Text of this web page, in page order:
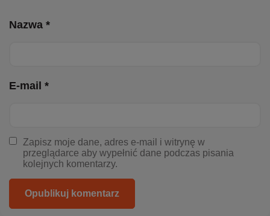
Nazwa *
E-mail *
Zapisz moje dane, adres e-mail i witrynę w
przeglądarce aby wypełnić dane podczas pisania
kolejnych komentarzy.
Opublikuj komentarz